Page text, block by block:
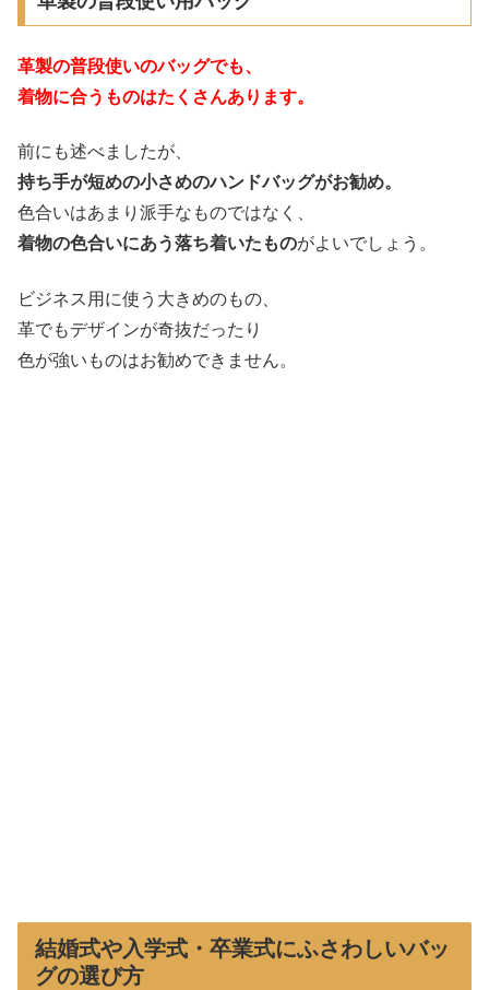
革製の普段使いのバッグでも、
着物に合うものはたくさんあります。
前にも述べましたが、
持ち手が短めの小さめのハンドバッグがお勧め。
色合いはあまり派手なものではなく、
着物の色合いにあう落ち着いたものがよいでしょう。
ビジネス用に使う大きめのもの、
革でもデザインが奇抜だったり
色が強いものはお勧めできません。
結婚式や入学式・卒業式にふさわしいバッ
グの選び方